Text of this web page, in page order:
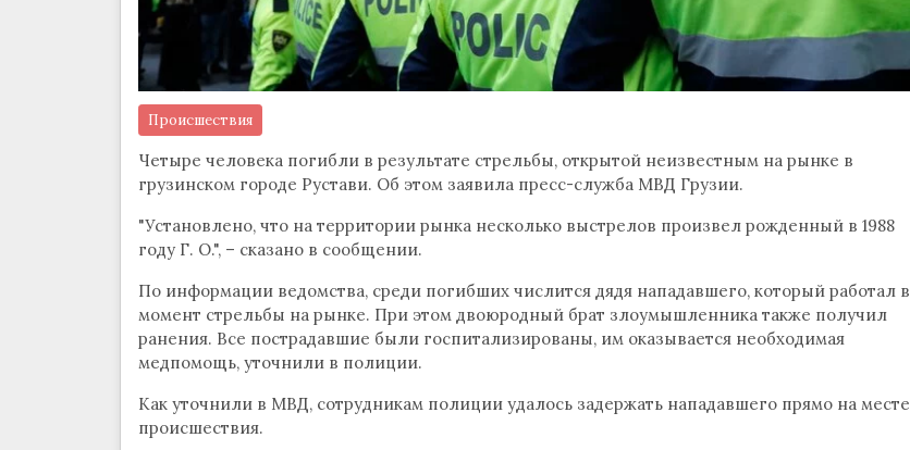
Происшествия
Четыре человека погибли в результате стрельбы, открытой неизвестным на рынке в
грузинском городе Рустави. Об этом заявила пресс-служба МВД Грузии.
"Установлено, что на территории рынка несколько выстрелов произвел рожденный в 1988
году Г. О.", – сказано в сообщении.
По информации ведомства, среди погибших числится дядя нападавшего, который работал в
момент стрельбы на рынке. При этом двоюродный брат злоумышленника также получил
ранения. Все пострадавшие были госпитализированы, им оказывается необходимая
медпомощь, уточнили в полиции.
Как уточнили в МВД, сотрудникам полиции удалось задержать нападавшего прямо на месте
происшествия.